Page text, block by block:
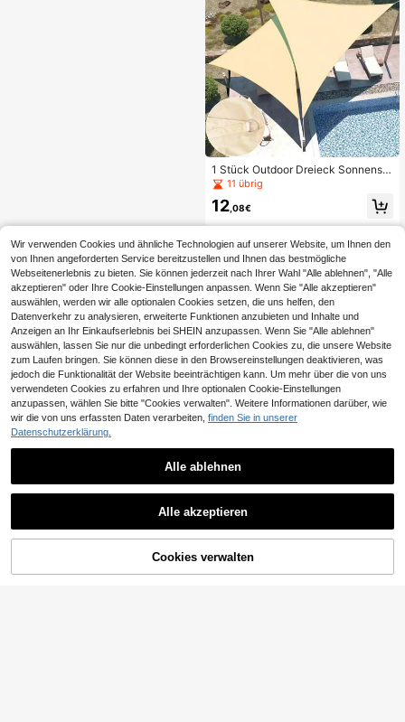
1 Stück Outdoor Dreieck Sonnense
gel, UV-Schutz Dreieck Sonnendac
h, entworfen für Schwimmbad, Terr
asse, Hinterhof, Deck und Garten O
11 übrig
12 ,08€
JETZT EINKAUFEN
Wir verwenden Cookies und ähnliche Technologien auf unserer Website, um Ihnen den
von Ihnen angeforderten Service bereitzustellen und Ihnen das bestmögliche
Webseitenerlebnis zu bieten. Sie können jederzeit nach Ihrer Wahl "Alle ablehnen", "Alle
akzeptieren" oder Ihre Cookie-Einstellungen anpassen. Wenn Sie "Alle akzeptieren"
auswählen, werden wir alle optionalen Cookies setzen, die uns helfen, den
Datenverkehr zu analysieren, erweiterte Funktionen anzubieten und Inhalte und
Anzeigen an Ihr Einkaufserlebnis bei SHEIN anzupassen. Wenn Sie "Alle ablehnen"
auswählen, lassen Sie nur die unbedingt erforderlichen Cookies zu, die unsere Website
zum Laufen bringen. Sie können diese in den Browsereinstellungen deaktivieren, was
jedoch die Funktionalität der Website beeinträchtigen kann. Um mehr über die von uns
verwendeten Cookies zu erfahren und Ihre optionalen Cookie-Einstellungen
anzupassen, wählen Sie bitte "Cookies verwalten". Weitere Informationen darüber, wie
wir die von uns erfassten Daten verarbeiten, finden Sie in unserer
Datenschutzerklärung.
Alle ablehnen
Alle akzeptieren
Cookies verwalten